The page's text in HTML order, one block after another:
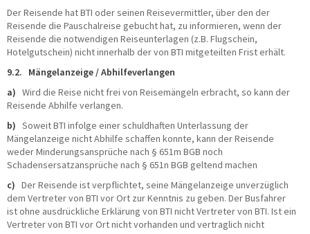
Der Reisende hat BTI oder seinen Reisevermittler, über den der
Reisende die Pauschalreise gebucht hat, zu informieren, wenn der
Reisende die notwendigen Reiseunterlagen (z.B. Flugschein,
Hotelgutschein) nicht innerhalb der von BTI mitgeteilten Frist erhält.
9.2. Mängelanzeige / Abhilfeverlangen
a) Wird die Reise nicht frei von Reisemängeln erbracht, so kann der
Reisende Abhilfe verlangen.
b) Soweit BTI infolge einer schuldhaften Unterlassung der
Mängelanzeige nicht Abhilfe schaffen konnte, kann der Reisende
weder Minderungsansprüche nach § 651m BGB noch
Schadensersatzansprüche nach § 651n BGB geltend machen
c) Der Reisende ist verpflichtet, seine Mängelanzeige unverzüglich
dem Vertreter von BTI vor Ort zur Kenntnis zu geben. Der Busfahrer
ist ohne ausdrückliche Erklärung von BTI nicht Vertreter von BTI. Ist ein
Vertreter von BTI vor Ort nicht vorhanden und vertraglich nicht